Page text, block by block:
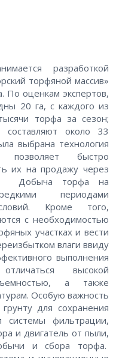
разработкой
торфяной массив»
По оценкам экспертов,
20 га, с каждого из
торфа за сезон;
около 33
выбрана технология
позволяет быстро
их на продажу через
Добыча торфа на
периодами
Кроме того,
с необходимостью
участках и вести
влаги ввиду
выполнения
высокой
а также
Особую важность
для сохранения
системы фильтрации,
и двигатель от пыли,
и сбора торфа.